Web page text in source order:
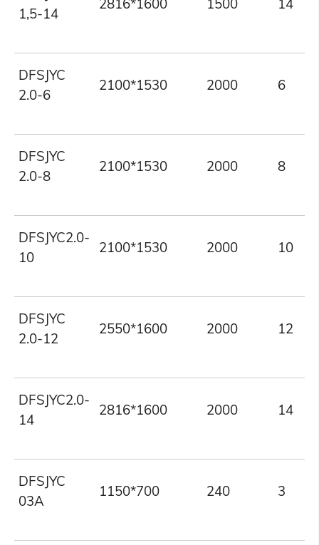
1,5-14
2816*1600 1500 14
DFSJYC
2.0-6
2100*1530 2000 6
DFSJYC
2.0-8
2100*1530 2000 8
DFSJYC2.0-
10
2100*1530 2000 10
DFSJYC
2.0-12
2550*1600 2000 12
DFSJYC2.0-
14
2816*1600 2000 14
DFSJYC
03A
1150*700 240 3